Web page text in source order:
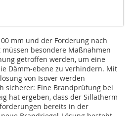
mm und der Forderung nach
besondere Maßnahmen
getroffen werden, um eine
Dämm-ebene zu verhindern. Mit
von Isover werden
sicherer: Eine Brandprüfung bei
hat ergeben, dass der Sillatherm
bereits in der